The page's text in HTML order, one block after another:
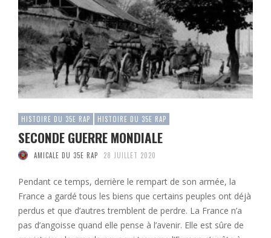
HISTOIRE DU 35E RAP HISTOIRE DU 35E RAP
SECONDE GUERRE MONDIALE
AMICALE DU 35E RAP 28 JUILLET 2020
Pendant ce temps, derrière le rempart de son armée, la
France a gardé tous les biens que certains peuples ont déjà
perdus et que d’autres tremblent de perdre. La France n’a
pas d’angoisse quand elle pense à l’avenir. Elle est sûre de